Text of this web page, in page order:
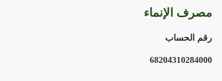
مصرف الإنماء
رقم الحساب
68204310284000